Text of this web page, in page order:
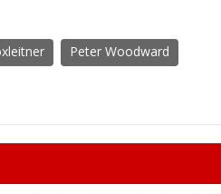
Peter Woodward